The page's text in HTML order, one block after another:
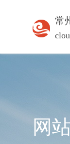
常
网